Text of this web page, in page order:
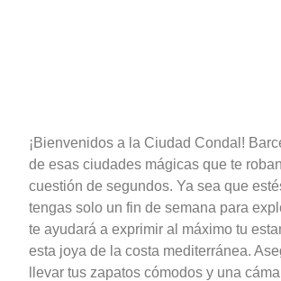
¡Bienvenidos a la Ciudad Condal!
de esas ciudades mágicas que te
cuestión de segundos. Ya sea que
tengas solo un fin de semana para
te ayudará a exprimir al máximo tu
esta joya de la costa mediterránea.
llevar tus zapatos cómodos y una